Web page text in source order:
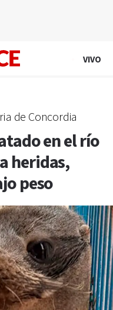
VIVO
de Concordia
en el río
heridas,
peso